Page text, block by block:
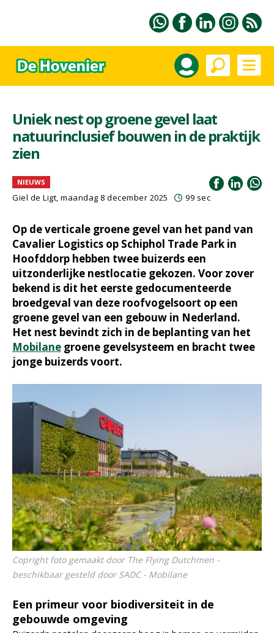
Uniek nest op groene gevel laat
natuurinclusief bouwen in de praktijk
zien
NIEUWS
Giel de Ligt, maandag 8 december 2025 99 sec
Op de verticale groene gevel van het pand van
Cavalier Logistics op Schiphol Trade Park in
Hoofddorp hebben twee buizerds een
uitzonderlijke nestlocatie gekozen. Voor zover
bekend is dit het eerste gedocumenteerde
broedgeval van deze roofvogelsoort op een
groene gevel van een gebouw in Nederland.
Het nest bevindt zich in de beplanting van het
Mobilane groene gevelsysteem en bracht twee
jonge buizerds voort.
Copright foto gemaakt door The Flying Dutchmen -
beschikbaar gesteld door SADC - Mobilane
Een primeur voor biodiversiteit in de
gebouwde omgeving